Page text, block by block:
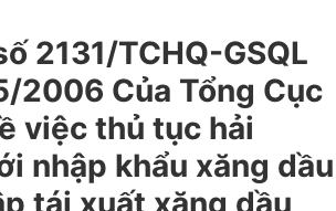
2131/TCHQ-GSQL
2006 Của Tổng Cục
việc thủ tục hải
nhập khẩu xăng dầu
tái xuất xăng dầu